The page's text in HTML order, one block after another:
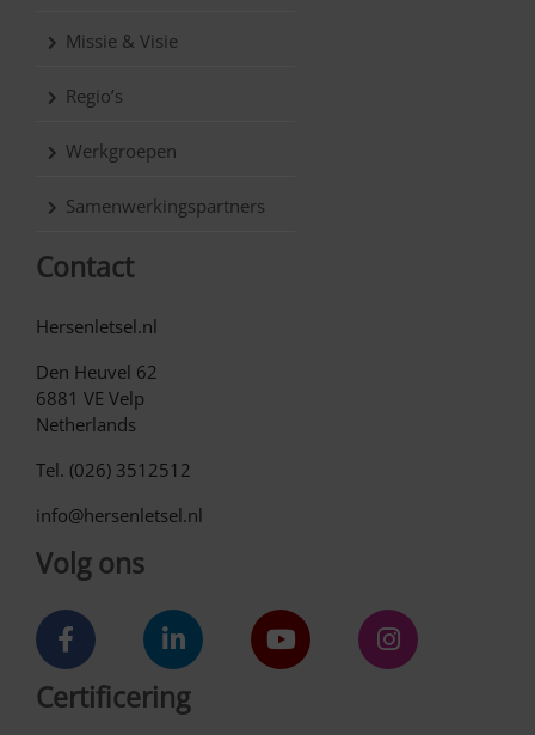
Missie & Visie
Regio’s
Werkgroepen
Samenwerkingspartners
Contact
Hersenletsel.nl
Den Heuvel 62
6881 VE Velp
Netherlands
Tel. (026) 3512512
info@hersenletsel.nl
Volg ons
Certificering